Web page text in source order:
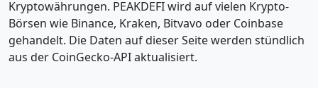
Kryptowährungen. PEAKDEFI wird auf vielen Krypto-
Börsen wie Binance, Kraken, Bitvavo oder Coinbase
gehandelt. Die Daten auf dieser Seite werden stündlich
aus der CoinGecko-API aktualisiert.